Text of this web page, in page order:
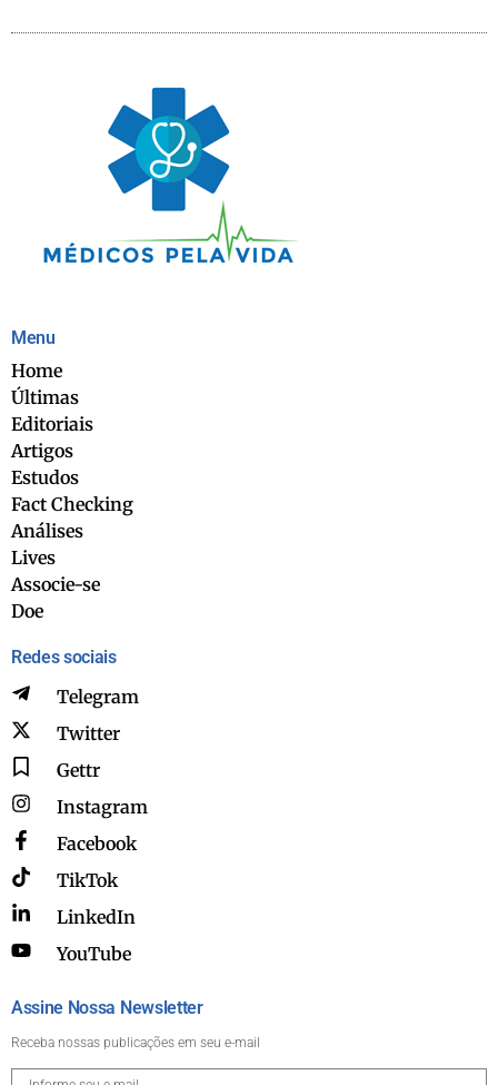
Menu
Home
Últimas
Editoriais
Artigos
Estudos
Fact Checking
Análises
Lives
Associe-se
Doe
Redes sociais
Telegram
Twitter
Gettr
Instagram
Facebook
TikTok
LinkedIn
YouTube
Assine Nossa Newsletter
Receba nossas publicações em seu e-mail